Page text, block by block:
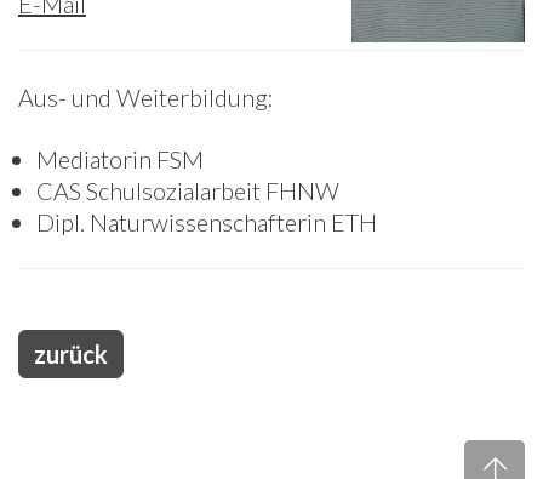
Jobs
Freiwilligenarbeit
News
Aus- und Weiterbildung:
Mediatorin FSM
CAS Schulsozialarbeit FHNW
Dipl. Naturwissenschafterin ETH
zurück